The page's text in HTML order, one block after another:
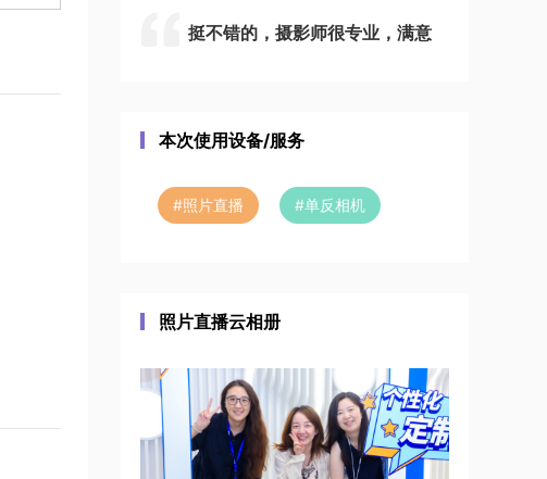
挺不错的，摄影师很专业，满意
本次使用设备/服务
#照片直播 #单反相机
照片直播云相册